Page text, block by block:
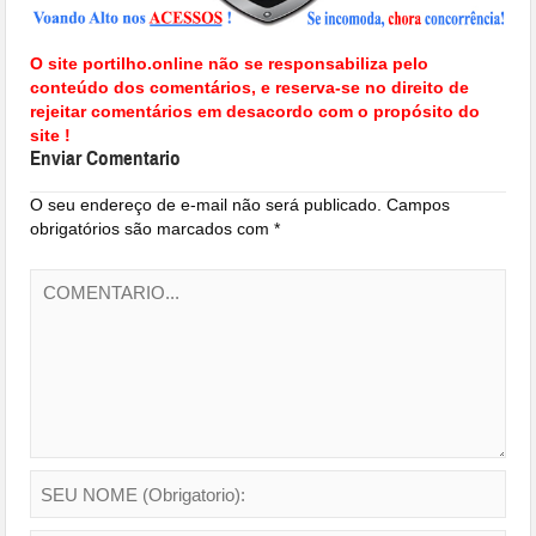
O site portilho.online não se responsabiliza pelo
conteúdo dos comentários, e reserva-se no direito de
rejeitar comentários em desacordo com o propósito do
site !
Enviar Comentario
O seu endereço de e-mail não será publicado. Campos
obrigatórios são marcados com*